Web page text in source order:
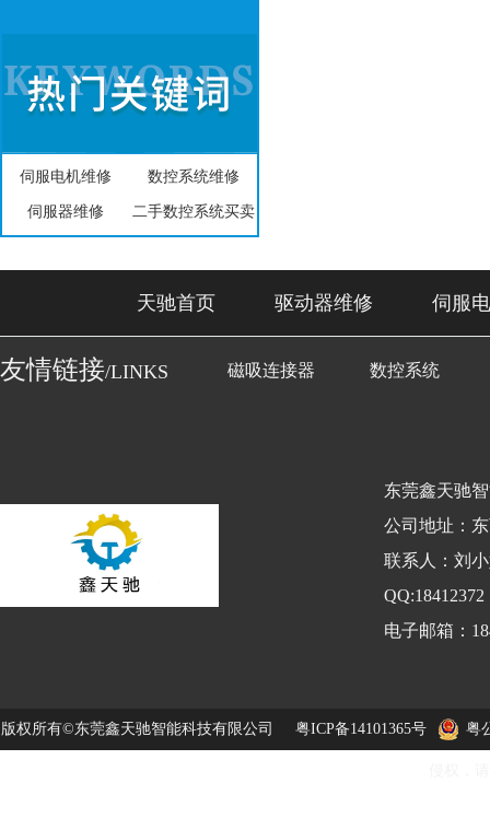
伺服电机维修 数控系统维修
伺服器维修 二手数控系统买卖
天驰首页 驱动器维修 伺服
友情链接/LINKS 磁吸连接器 数控系统
东莞鑫天驰
公司地址：
联系人：刘
电子邮箱：
版权所有©东莞鑫天驰智能科技有限公司 粤ICP备14101365号 粤